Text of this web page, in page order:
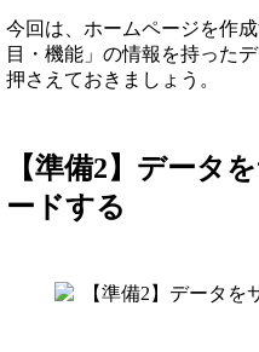
今回は、ホームページを作
目・機能」の情報を持った
押さえておきましょう。
【準備2】データ
ードする